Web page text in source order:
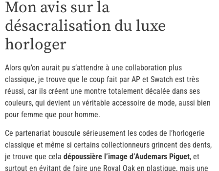
Mon avis sur la
désacralisation du luxe
horloger
Alors qu’on aurait pu s’attendre à une collaboration plus
classique, je trouve que le coup fait par AP et Swatch est très
réussi, car ils créent une montre totalement décalée dans ses
couleurs, qui devient un véritable accessoire de mode, aussi bien
pour femme que pour homme.
Ce partenariat bouscule sérieusement les codes de l’horlogerie
classique et même si certains collectionneurs grincent des dents,
je trouve que cela dépoussière l’image d’Audemars Piguet, et
surtout en évitant de faire une Royal Oak en plastique, mais une